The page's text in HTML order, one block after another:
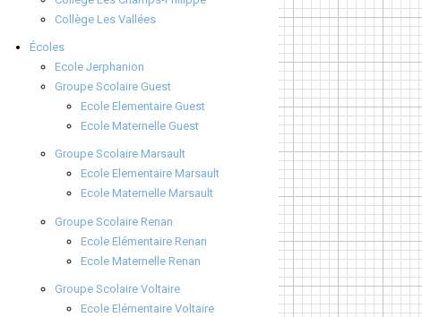
Collège Les Vallées
Écoles
Ecole Jerphanion
Groupe Scolaire Guest
Ecole Elementaire Guest
Ecole Maternelle Guest
Groupe Scolaire Marsault
Ecole Elementaire Marsault
Ecole Maternelle Marsault
Groupe Scolaire Renan
Ecole Elémentaire Renan
Ecole Maternelle Renan
Groupe Scolaire Voltaire
Ecole Elémentaire Voltaire